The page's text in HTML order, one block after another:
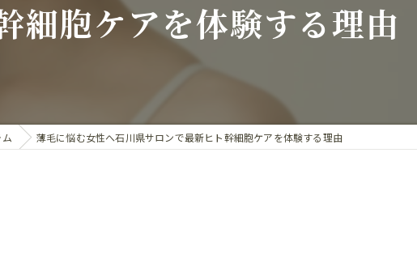
M字はげ
細胞ケアを体験する理由
薄毛に悩む女性へ石川県サロンで最新ヒト幹細胞ケアを体験する理由